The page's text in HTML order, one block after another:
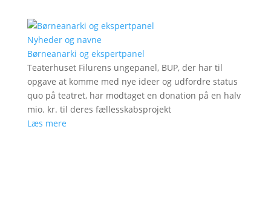
Nyheder og navne
Børneanarki og ekspertpanel
Teaterhuset Filurens ungepanel, BUP, der har til
opgave at komme med nye ideer og udfordre status
quo på teatret, har modtaget en donation på en halv
mio. kr. til deres fællesskabsprojekt
Læs mere